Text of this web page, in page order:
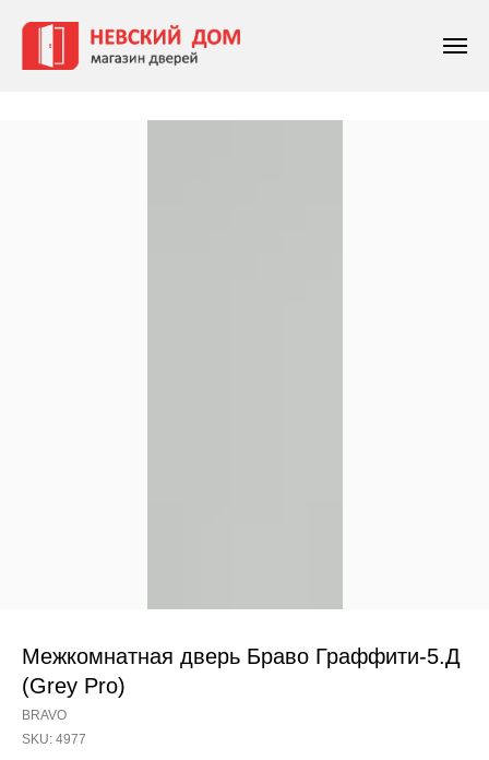
Межкомнатная дверь Браво Граффити-5.Д
(Grey Pro)
BRAVO
SKU: 4977